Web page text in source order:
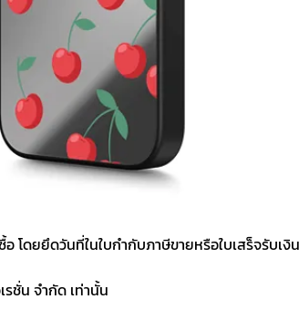
โดยยึดวันที่ในใบกำกับภาษีขายหรือใบเสร็จรับเงิ
ชั่น จำกัด เท่านั้น